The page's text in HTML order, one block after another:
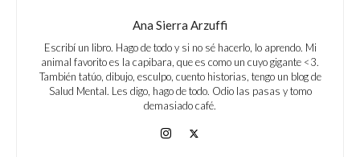
Ana Sierra Arzuffi
Escribí un libro. Hago de todo y si no sé hacerlo, lo aprendo. Mi
animal favorito es la capibara, que es como un cuyo gigante <3.
También tatúo, dibujo, esculpo, cuento historias, tengo un blog de
Salud Mental. Les digo, hago de todo. Odio las pasas y tomo
demasiado café.